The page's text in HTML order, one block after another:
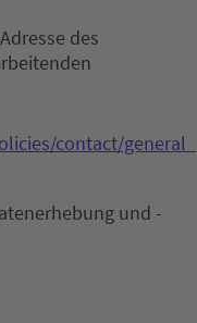
des
contact/
und -